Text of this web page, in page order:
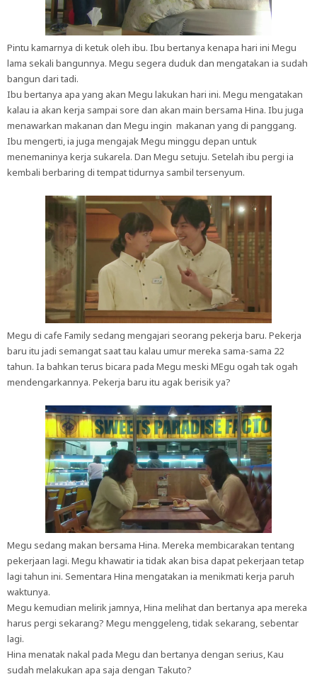
Pintu kamarnya di ketuk oleh ibu. Ibu bertanya kenapa hari ini Megu
lama sekali bangunnya. Megu segera duduk dan mengatakan ia sudah
bangun dari tadi.
Ibu bertanya apa yang akan Megu lakukan hari ini. Megu mengatakan
kalau ia akan kerja sampai sore dan akan main bersama Hina. Ibu juga
menawarkan makanan dan Megu ingin makanan yang di panggang.
Ibu mengerti, ia juga mengajak Megu minggu depan untuk
menemaninya kerja sukarela. Dan Megu setuju. Setelah ibu pergi ia
kembali berbaring di tempat tidurnya sambil tersenyum.
Megu di cafe Family sedang mengajari seorang pekerja baru. Pekerja
baru itu jadi semangat saat tau kalau umur mereka sama-sama 22
tahun. Ia bahkan terus bicara pada Megu meski MEgu ogah tak ogah
mendengarkannya. Pekerja baru itu agak berisik ya?
Megu sedang makan bersama Hina. Mereka membicarakan tentang
pekerjaan lagi. Megu khawatir ia tidak akan bisa dapat pekerjaan tetap
lagi tahun ini. Sementara Hina mengatakan ia menikmati kerja paruh
waktunya.
Megu kemudian melirik jamnya, Hina melihat dan bertanya apa mereka
harus pergi sekarang? Megu menggeleng, tidak sekarang, sebentar
lagi.
Hina menatak nakal pada Megu dan bertanya dengan serius, Kau
sudah melakukan apa saja dengan Takuto?